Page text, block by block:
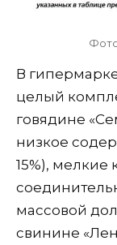
В
целый
говядине
низкое
15%), мелкие
массовой
свинине